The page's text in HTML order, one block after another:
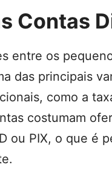
Contas
entre os
das principais
como a
costumam
ou PIX, o que é